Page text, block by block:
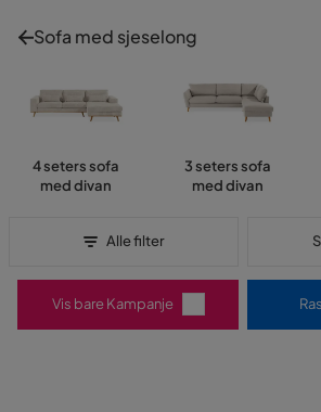
Sofa med sjeselong
4 seters sofa
med divan
3 seters sofa
med divan
Alle filter
Vis bare Kampanje